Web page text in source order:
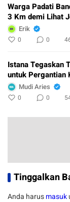
Warga Padati
3 Km demi Lihat
Erik
0 0
Istana Tegaskan
untuk Pergantian
Mudi Aries
0 0
Tinggalkan
Anda harusmasuk